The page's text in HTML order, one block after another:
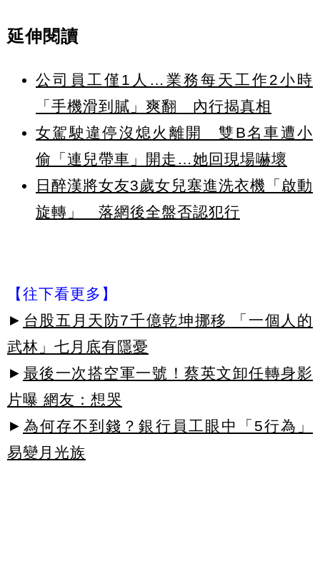
延伸閱讀
公司員工僅1人…業務每天工作2小時
「手機滑到膩」爽翻 內行揭真相
女駕駛違停沒熄火離開 雙B名車遭小
偷「連兒帶車」開走…她回現場嚇壞
日醉漢將女友3歲女兒塞進洗衣機「啟動
旋轉」 落網後全盤否認犯行
【往下看更多】
► 台股五月天防7千億乾坤挪移 「一個人的
武林」七月底有隱憂
► 最後一次搭空軍一號！蔡英文卸任轉身影
片曝 網友：想哭
► 為何存不到錢？銀行員工眼中「5行為」
易變月光族